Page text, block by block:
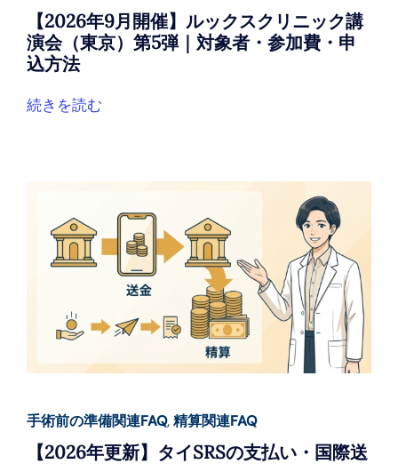
【2026年9月開催】ルックスクリニック講
演会（東京）第5弾｜対象者・参加費・申
込方法
続きを読む
手術前の準備関連FAQ,精算関連FAQ
【2026年更新】タイSRSの支払い・国際送